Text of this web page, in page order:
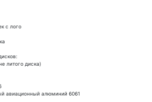
с лого
литого диска)
авиационный алюминий 6061